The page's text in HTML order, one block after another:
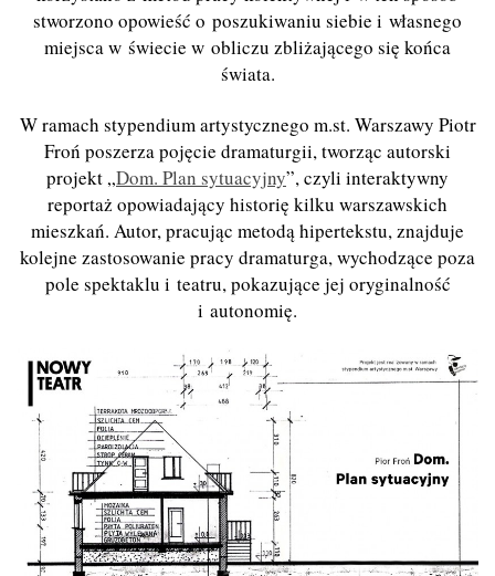
stworzono opowieść o poszukiwaniu siebie i własnego
miejsca w świecie w obliczu zbliżającego się końca
świata.
W ramach stypendium artystycznego m.st. Warszawy Piotr
Froń poszerza pojęcie dramaturgii, tworząc autorski
projekt „Dom. Plan sytuacyjny”, czyli interaktywny
reportaż opowiadający historię kilku warszawskich
mieszkań. Autor, pracując metodą hipertekstu, znajduje
kolejne zastosowanie pracy dramaturga, wychodzące poza
pole spektaklu i teatru, pokazujące jej oryginalność
i autonomię.